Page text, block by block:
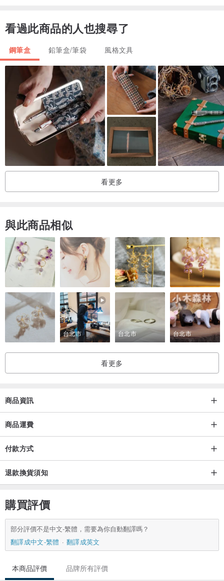
看過此商品的人也搜尋了
鋼筆盒 鉛筆盒/筆袋 風格文具
看更多
與此商品相似
台北市 台北市 台北市
看更多
商品資訊
商品運費
付款方式
退款換貨須知
購買評價
部分評價不是中文-繁體，需要為你自動翻譯嗎？
翻譯成中文-繁體
翻譯成英文
本商品評價 品牌所有評價